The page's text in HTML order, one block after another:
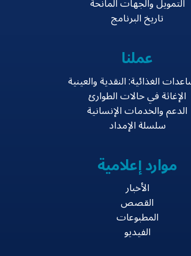
تاريخ البرنامج
عملنا
الغذائية: النقدية والعينية
الإغاثة في حالات الطوارئ
الدعم والخدمات الإنسانية
سلسلة الإمداد
موارد إعلامية
الأخبار
القصص
المطبوعات
الفيديو